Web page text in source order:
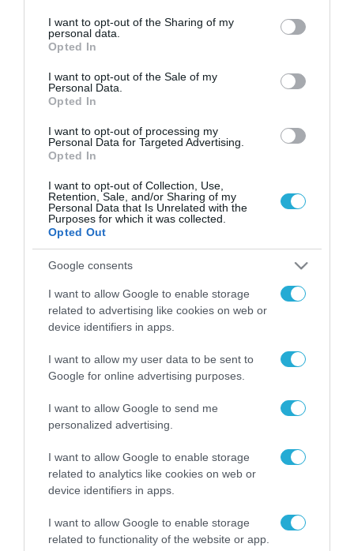
not limited to your visit or usage behaviour. You may click to
grant or deny consent to Google and its third-party tags to
use your data for below specified purposes in below Google
consent section.
I want to opt-out of the Sharing of my
personal data.
Opted In
I want to opt-out of the Sale of my
Personal Data.
Opted In
I want to opt-out of processing my
Personal Data for Targeted Advertising.
Opted In
I want to opt-out of Collection, Use,
Retention, Sale, and/or Sharing of my
Personal Data that Is Unrelated with the
Purposes for which it was collected.
Opted Out
Google consents
I want to allow Google to enable storage
related to advertising like cookies on web or
device identifiers in apps.
I want to allow my user data to be sent to
Google for online advertising purposes.
I want to allow Google to send me
personalized advertising.
I want to allow Google to enable storage
related to analytics like cookies on web or
device identifiers in apps.
I want to allow Google to enable storage
related to functionality of the website or app.
09.07.2025 | 06:32
Eternity C: Τέσσερις οι νεκροί από την
επίθεση των Χούθι στο ελληνόκτητο πλοίο
Δέχθηκε επίθεση καθώς έπλεε σε απόσταση περίπου
50 ναυτικών μιλίων ανοικτά του λιμανιού Χοντέιντα
της Υεμένης
FOCUS ON
09.08.2026 | 15:02
Η Τουρκία συζητά την ένταξη και
της Αιγύπτου στην στρατιωτική
συμφωνία με Σ.Αραβία-Πακιστάν